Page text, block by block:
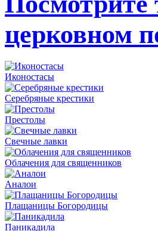
церковном
Иконостасы
Серебряные крестики
Престолы
Свечные лавки
Облачения для священников
Аналои
Плащаницы Богородицы
Паникадила